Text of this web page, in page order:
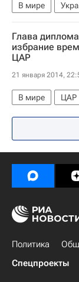
Россия
В мире
Николай
Верховная
Ситуация на
Глава
избрание
ЦАР
21 января 2014,
В мире ЦАР
Весь мир
Политика
Спецпроекты